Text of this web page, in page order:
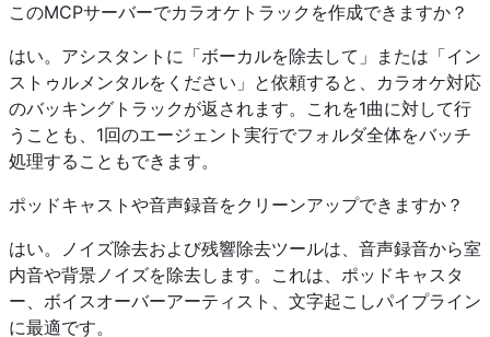
このMCPサーバーでカラオケトラックを作成できますか？
はい。アシスタントに「ボーカルを除去して」または「イン
ストゥルメンタルをください」と依頼すると、カラオケ対応
のバッキングトラックが返されます。これを1曲に対して行
うことも、1回のエージェント実行でフォルダ全体をバッチ
処理することもできます。
ポッドキャストや音声録音をクリーンアップできますか？
はい。ノイズ除去および残響除去ツールは、音声録音から室
内音や背景ノイズを除去します。これは、ポッドキャスタ
ー、ボイスオーバーアーティスト、文字起こしパイプライン
に最適です。